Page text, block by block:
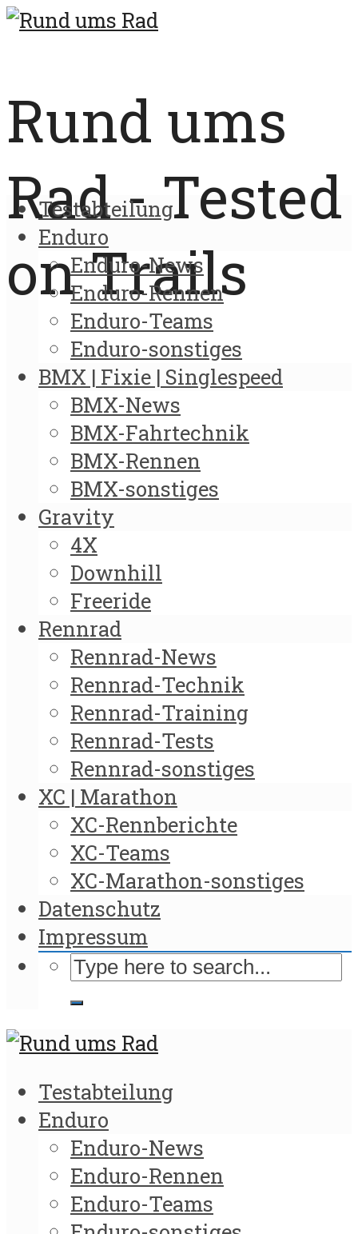
Rund ums
Rad - Tested
on Trails
Testabteilung
Enduro
Enduro-News
Enduro-Rennen
Enduro-Teams
Enduro-sonstiges
BMX | Fixie | Singlespeed
BMX-News
BMX-Fahrtechnik
BMX-Rennen
BMX-sonstiges
Gravity
4X
Downhill
Freeride
Rennrad
Rennrad-News
Rennrad-Technik
Rennrad-Training
Rennrad-Tests
Rennrad-sonstiges
XC | Marathon
XC-Rennberichte
XC-Teams
XC-Marathon-sonstiges
Datenschutz
Impressum
Testabteilung
Enduro
Enduro-News
Enduro-Rennen
Enduro-Teams